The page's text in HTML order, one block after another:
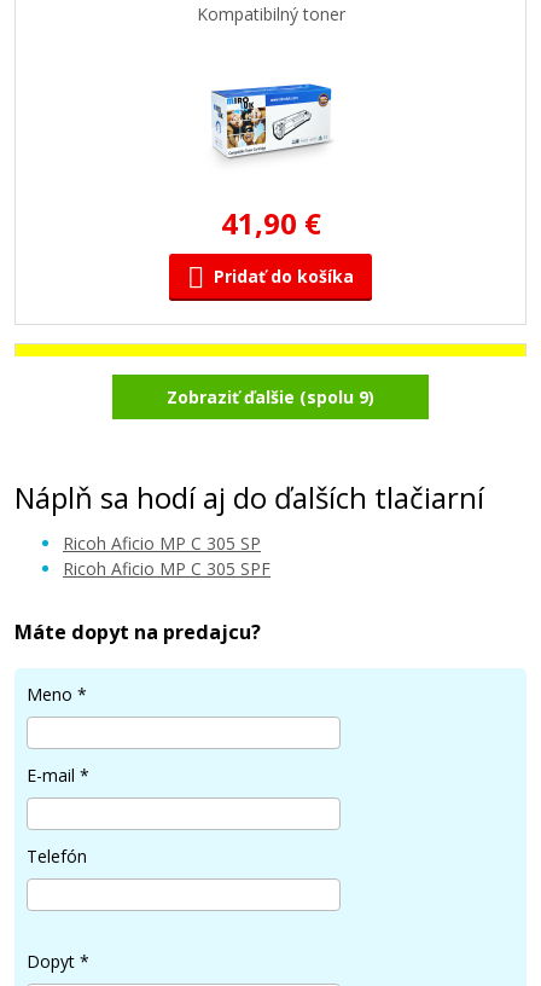
Kompatibilný toner
41,90 €
Pridať do košíka
Ricoh 842080 (841597) (Žltý)
41,90 €
Originálna odpadová nádobka Ricoh
D1176401
Zobraziť ďalšie (spolu 9)
Náplň sa hodí aj do ďalších tlačiarní
Ricoh Aficio MP C 305 SP
Ricoh Aficio MP C 305 SPF
Máte dopyt na predajcu?
Meno *
E-mail *
Telefón
Dopyt *